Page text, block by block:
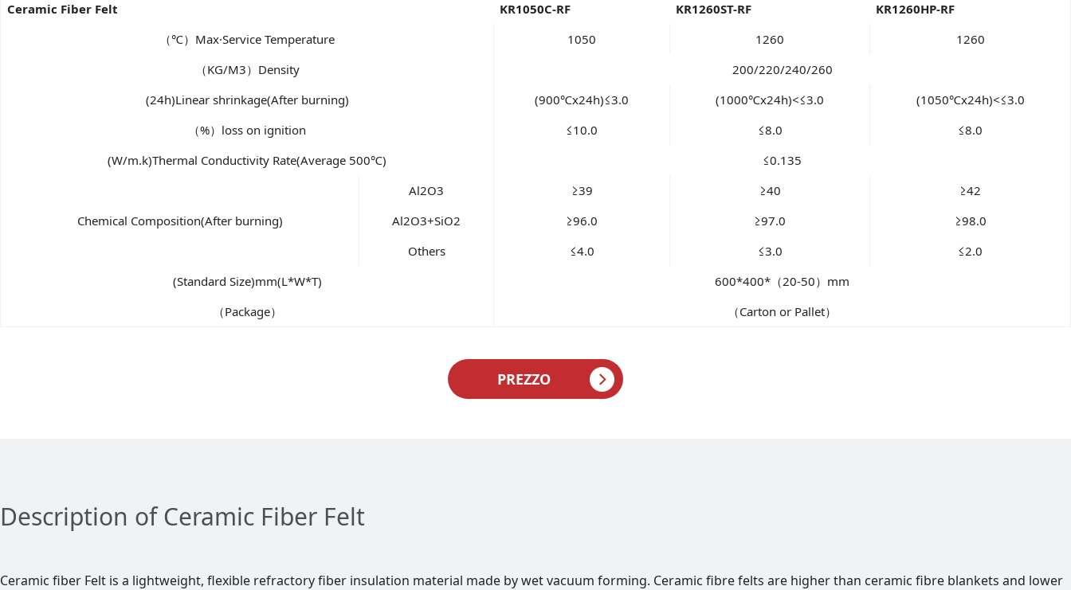
Ceramic Fiber Felt KR1050C-RF KR1260ST-RF
KR1260HP-RF
（℃）Max·Service Temperature
1050 1260
1260
（KG/M3）Density
200/220/240/260
(24h)Linear shrinkage(After burning)
(900℃x24h)≤3.0 (1000℃x24h)<≤3.0
(1050℃x24h)<≤3.0
（%）loss on ignition
≤10.0 ≤8.0
≤8.0
(W/m.k)Thermal Conductivity Rate(Average 500℃)
≤0.135
Chemical Composition(After burning)
Al2O3 ≥39 ≥40
≥42
Al2O3+SiO2
≥96.0 ≥97.0
≥98.0
Others
≤4.0 ≤3.0
≤2.0
(Standard Size)mm(L*W*T)
600*400*（20-50）mm
（Package）
（Carton or Pallet）
PREZZO
Description of Ceramic Fiber Felt
Ceramic fiber Felt is a lightweight, flexible refractory fiber insulation material made by wet vacuum forming. Ceramic fibre felts are higher than ceramic fibre blankets and lower